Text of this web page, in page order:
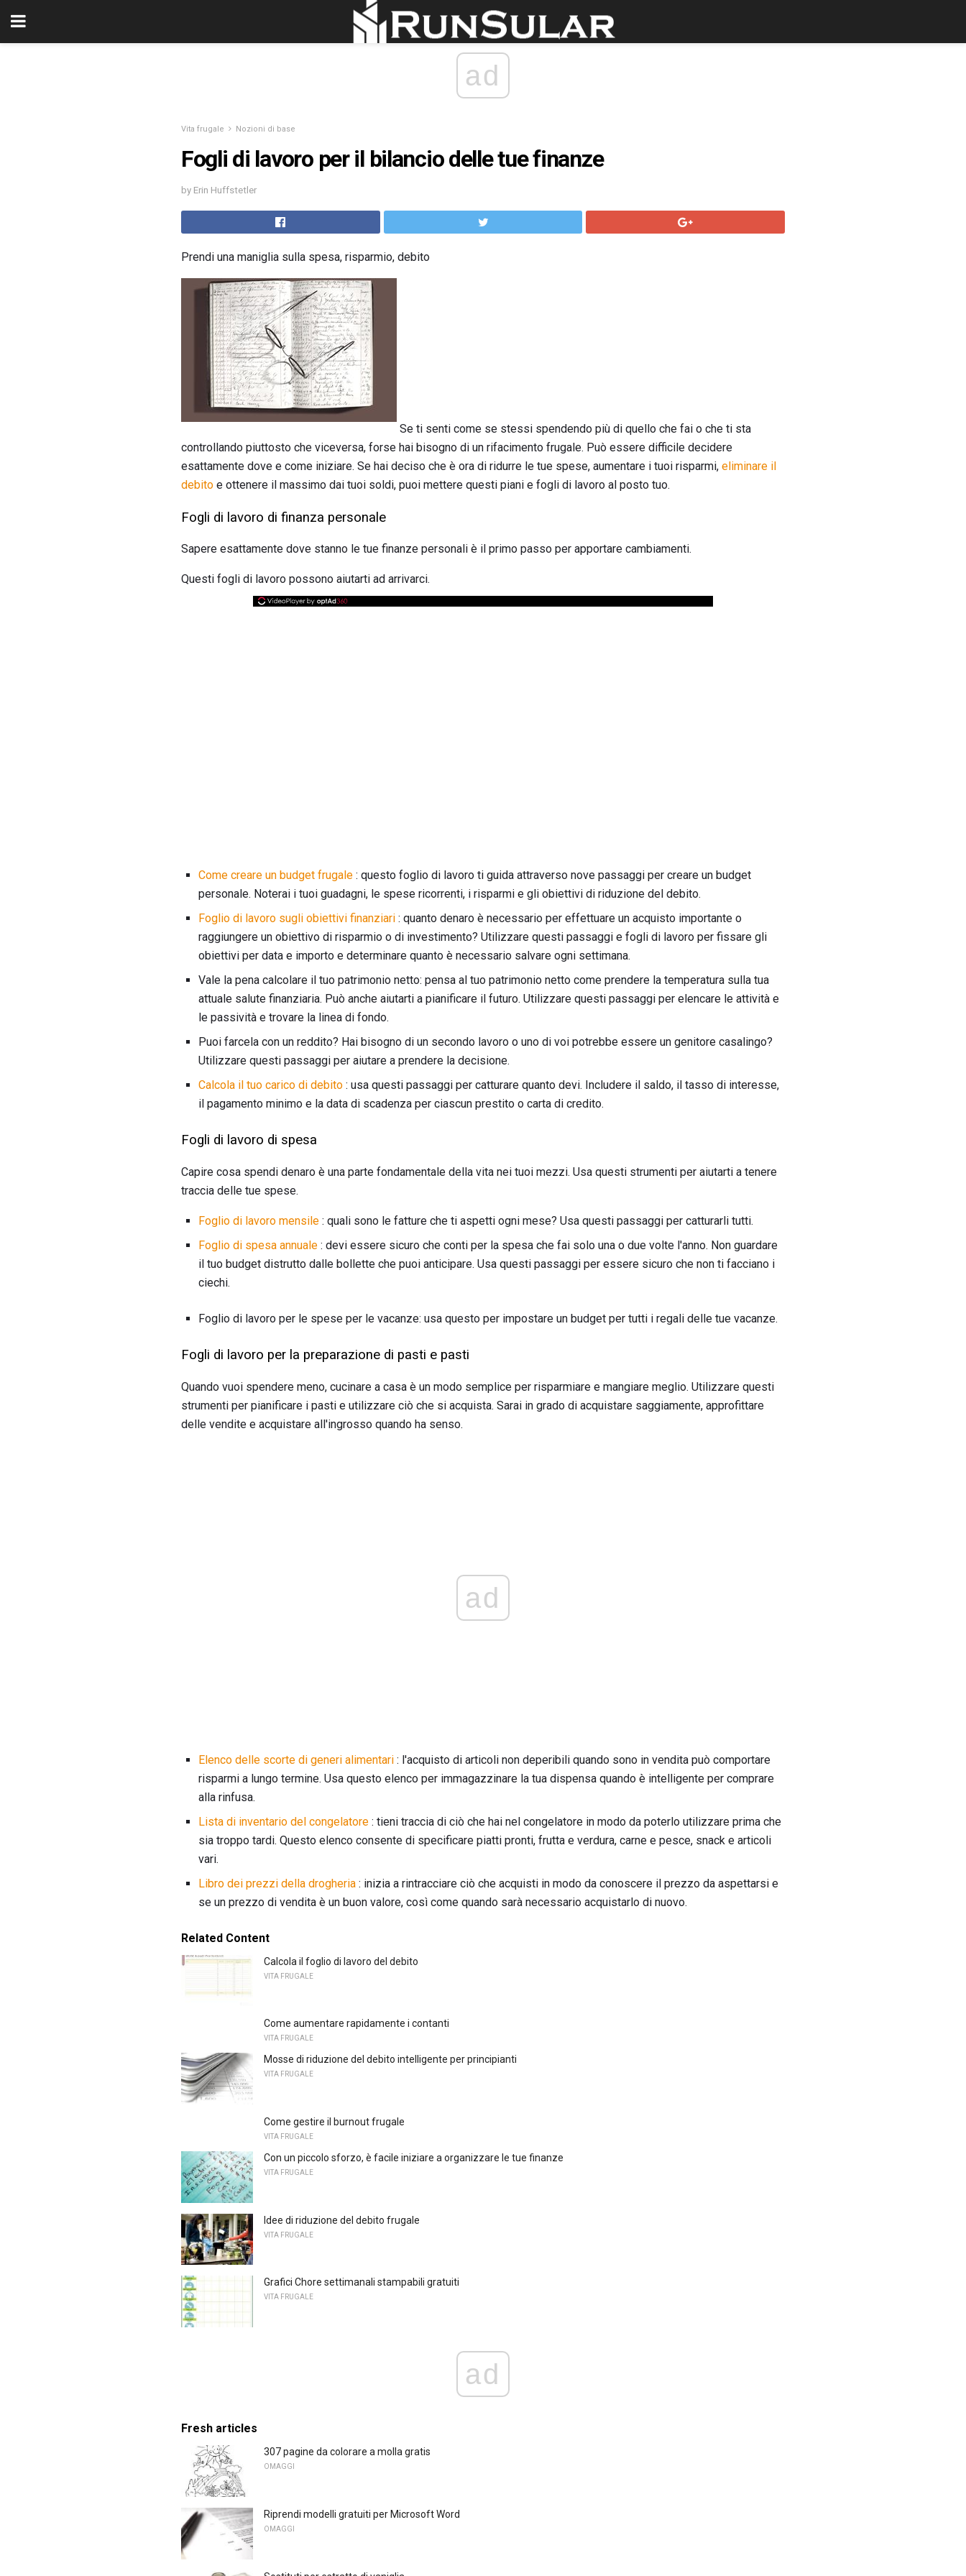
ad
Vita frugale Nozioni di base
Fogli di lavoro per il bilancio delle tue finanze
by Erin Huffstetler
Prendi una maniglia sulla spesa, risparmio, debito
Se ti senti come se stessi spendendo più di quello che fai o che ti sta
controllando piuttosto che viceversa, forse hai bisogno di un rifacimento frugale. Può essere difficile decidere
esattamente dove e come iniziare. Se hai deciso che è ora di ridurre le tue spese, aumentare i tuoi risparmi, eliminare il
debito e ottenere il massimo dai tuoi soldi, puoi mettere questi piani e fogli di lavoro al posto tuo.
Fogli di lavoro di finanza personale
Sapere esattamente dove stanno le tue finanze personali è il primo passo per apportare cambiamenti.
Questi fogli di lavoro possono aiutarti ad arrivarci.
Come creare un budget frugale : questo foglio di lavoro ti guida attraverso nove passaggi per creare un budget
personale. Noterai i tuoi guadagni, le spese ricorrenti, i risparmi e gli obiettivi di riduzione del debito.
Foglio di lavoro sugli obiettivi finanziari : quanto denaro è necessario per effettuare un acquisto importante o
raggiungere un obiettivo di risparmio o di investimento? Utilizzare questi passaggi e fogli di lavoro per fissare gli
obiettivi per data e importo e determinare quanto è necessario salvare ogni settimana.
Vale la pena calcolare il tuo patrimonio netto: pensa al tuo patrimonio netto come prendere la temperatura sulla tua
attuale salute finanziaria. Può anche aiutarti a pianificare il futuro. Utilizzare questi passaggi per elencare le attività e
le passività e trovare la linea di fondo.
Puoi farcela con un reddito? Hai bisogno di un secondo lavoro o uno di voi potrebbe essere un genitore casalingo?
Utilizzare questi passaggi per aiutare a prendere la decisione.
Calcola il tuo carico di debito : usa questi passaggi per catturare quanto devi. Includere il saldo, il tasso di interesse,
il pagamento minimo e la data di scadenza per ciascun prestito o carta di credito.
Fogli di lavoro di spesa
Capire cosa spendi denaro è una parte fondamentale della vita nei tuoi mezzi. Usa questi strumenti per aiutarti a tenere
traccia delle tue spese.
Foglio di lavoro mensile : quali sono le fatture che ti aspetti ogni mese? Usa questi passaggi per catturarli tutti.
Foglio di spesa annuale : devi essere sicuro che conti per la spesa che fai solo una o due volte l'anno. Non guardare
il tuo budget distrutto dalle bollette che puoi anticipare. Usa questi passaggi per essere sicuro che non ti facciano i
ciechi.
Foglio di lavoro per le spese per le vacanze: usa questo per impostare un budget per tutti i regali delle tue vacanze.
Fogli di lavoro per la preparazione di pasti e pasti
Quando vuoi spendere meno, cucinare a casa è un modo semplice per risparmiare e mangiare meglio. Utilizzare questi
strumenti per pianificare i pasti e utilizzare ciò che si acquista. Sarai in grado di acquistare saggiamente, approfittare
delle vendite e acquistare all'ingrosso quando ha senso.
ad
Elenco delle scorte di generi alimentari : l'acquisto di articoli non deperibili quando sono in vendita può comportare
risparmi a lungo termine. Usa questo elenco per immagazzinare la tua dispensa quando è intelligente per comprare
alla rinfusa.
Lista di inventario del congelatore : tieni traccia di ciò che hai nel congelatore in modo da poterlo utilizzare prima che
sia troppo tardi. Questo elenco consente di specificare piatti pronti, frutta e verdura, carne e pesce, snack e articoli
vari.
Libro dei prezzi della drogheria : inizia a rintracciare ciò che acquisti in modo da conoscere il prezzo da aspettarsi e
se un prezzo di vendita è un buon valore, così come quando sarà necessario acquistarlo di nuovo.
Related Content
Calcola il foglio di lavoro del debito
VITA FRUGALE
Come aumentare rapidamente i contanti
VITA FRUGALE
Mosse di riduzione del debito intelligente per principianti
VITA FRUGALE
Come gestire il burnout frugale
VITA FRUGALE
Con un piccolo sforzo, è facile iniziare a organizzare le tue finanze
VITA FRUGALE
Idee di riduzione del debito frugale
VITA FRUGALE
Grafici Chore settimanali stampabili gratuiti
VITA FRUGALE
ad
Fresh articles
307 pagine da colorare a molla gratis
OMAGGI
Riprendi modelli gratuiti per Microsoft Word
OMAGGI